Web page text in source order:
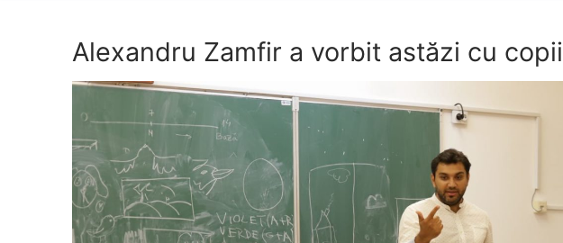
Alexandru Zamfir a vorbit astăzi cu